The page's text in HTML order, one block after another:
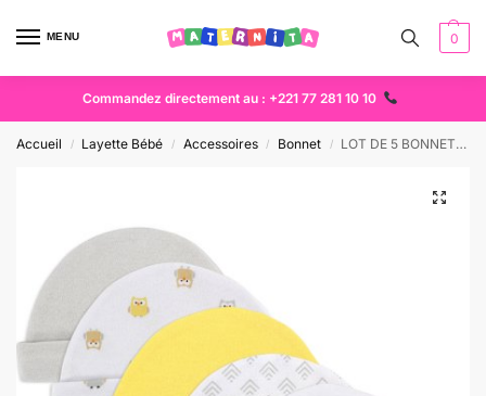
MENU 0
Commandez directement au : +221 77 281 10 10
Accueil / Layette Bébé / Accessoires / Bonnet / LOT DE 5 BONNET DE NAISSANCE EN COTON